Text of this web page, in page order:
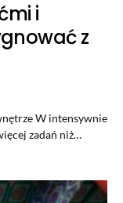
i
z
W intensywnie
zadań niż…